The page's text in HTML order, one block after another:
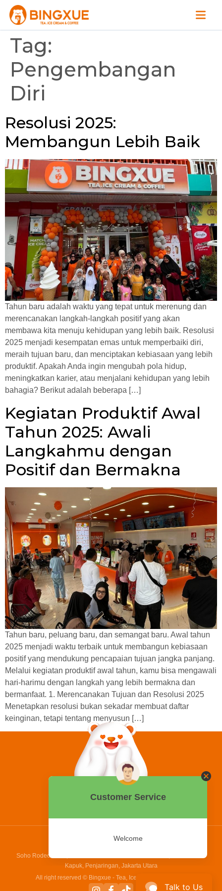
Tag:
Pengembangan
Diri
Resolusi 2025:
Membangun Lebih Baik
Tahun baru adalah waktu yang tepat untuk merenung dan
merencanakan langkah-langkah positif yang akan
membawa kita menuju kehidupan yang lebih baik. Resolusi
2025 menjadi kesempatan emas untuk memperbaiki diri,
meraih tujuan baru, dan menciptakan kebiasaan yang lebih
produktif. Apakah Anda ingin mengubah pola hidup,
meningkatkan karier, atau menjalani kehidupan yang lebih
bahagia? Berikut adalah beberapa […]
Kegiatan Produktif Awal
Tahun 2025: Awali
Langkahmu dengan
Positif dan Bermakna
Tahun baru, peluang baru, dan semangat baru. Awal tahun
2025 menjadi waktu terbaik untuk membangun kebiasaan
positif yang mendukung pencapaian tujuan jangka panjang.
Melalui kegiatan produktif awal tahun, kamu bisa mengawali
hari-harimu dengan langkah yang lebih bermakna dan
bermanfaat. 1. Merencanakan Tujuan dan Resolusi 2025
Menetapkan resolusi bukan sekadar membuat daftar
keinginan, tetapi tentang menyusun […]
0858 2015 9999
Soho Rodeo Drive, No. 5 - 6 Jl. Laksamana Yos Sudarso, Pantai Indah
Kapuk, Penjaringan, Jakarta Utara
All right reserved © Bingxue - Tea, Ice cream and Coffee
Talk to Us